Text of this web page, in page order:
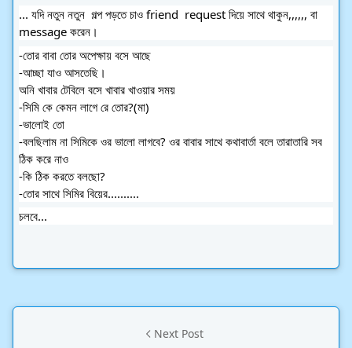
... যদি নতুন নতুন  গল্প পড়তে চাও friend  request দিয়ে সাথে থাকুন,,,,,, বা
message করেন।
-তোর বাবা তোর অপেক্ষায় বসে আছে
-আচ্ছা যাও আসতেছি।
অনি খাবার টেবিলে বসে খাবার খাওয়ার সময়
-সিমি কে কেমন লাগে রে তোর?(মা)
-ভালোই তো
-বলছিলাম না সিমিকে ওর ভালো লাগবে? ওর বাবার সাথে কথাবার্তা বলে তারাতারি সব
ঠিক করে নাও
-কি ঠিক করতে বলছো?
-তোর সাথে সিমির বিয়ের..........
চলবে...
Next Post